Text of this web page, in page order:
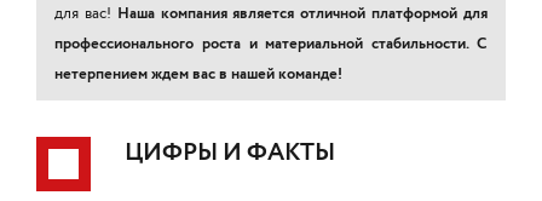
для вас! Наша компания является отличной платформой для
профессионального роста и материальной стабильности. С
нетерпением ждем вас в нашей команде!
ЦИФРЫ И ФАКТЫ